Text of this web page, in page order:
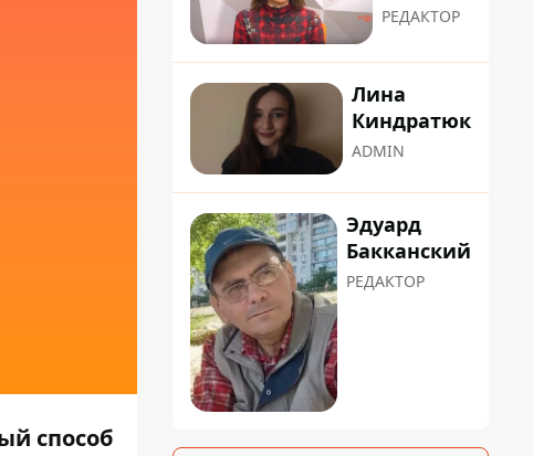
способ
РЕДАКТОР
Лина
Киндратюк
ADMIN
Эдуард
Бакканский
РЕДАКТОР